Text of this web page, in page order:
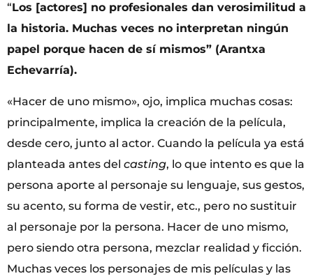
“Los [actores] no profesionales dan verosimilitud a
la historia. Muchas veces no interpretan ningún
papel porque hacen de sí mismos” (Arantxa
Echevarría).
«Hacer de uno mismo», ojo, implica muchas cosas:
principalmente, implica la creación de la película,
desde cero, junto al actor. Cuando la película ya está
planteada antes del casting, lo que intento es que la
persona aporte al personaje su lenguaje, sus gestos,
su acento, su forma de vestir, etc., pero no sustituir
al personaje por la persona. Hacer de uno mismo,
pero siendo otra persona, mezclar realidad y ficción.
Muchas veces los personajes de mis películas y las